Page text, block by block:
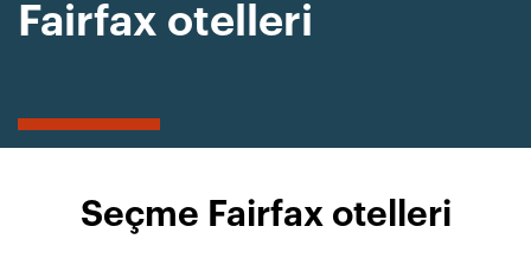
Fairfax otelleri
Seçme Fairfax otelleri